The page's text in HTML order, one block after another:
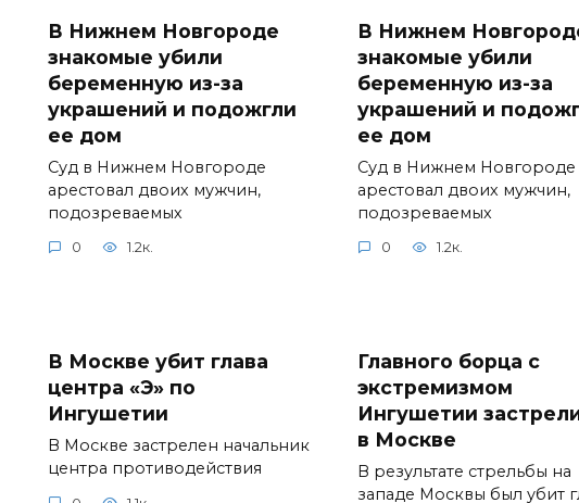
В Нижнем Новгороде
знакомые убили
беременную из-за
украшений и подожгли
ее дом
Суд в Нижнем Новгороде
арестовал двоих мужчин,
подозреваемых
0 1.2к.
В Нижнем
знакомые убили
беременную из-за
украшений и
ее дом
Суд в Нижнем Новгороде
арестовал двоих мужчин,
подозреваемых
0 1.2к.
В Москве убит глава
центра «Э» по
Ингушетии
В Москве застрелен начальник
центра противодействия
Главного борца с
экстремизмом
Ингушетии
в Москве
В результате стрельбы на
западе Москвы был убит